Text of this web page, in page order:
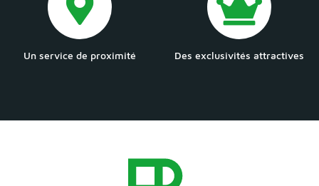
Un service de proximité Des exclusivités attractives